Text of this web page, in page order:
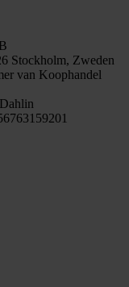
Stockholm, Zweden
van Koophandel